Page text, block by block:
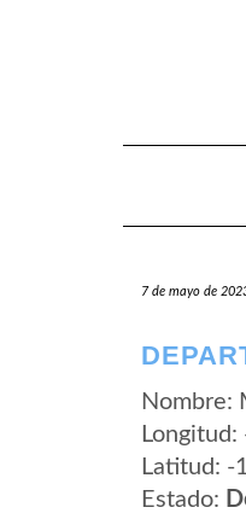
7 de mayo de
Nombre:
Latitud: -
Estado: